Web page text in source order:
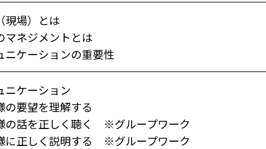
現場）とは
マネジメントとは
ニケーションの重要性
ニケーション
の要望を理解する
の話を正しく聴く ※グループワーク
に正しく説明する ※グループワーク